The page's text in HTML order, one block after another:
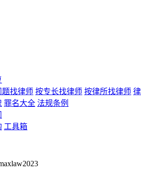
题找律师 按专长找律师 按律所找律师
罪名大全 法规条例
工具箱